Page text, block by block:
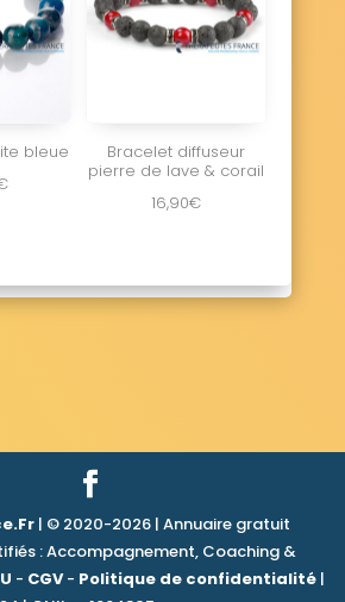
bleue
Bracelet diffuseur
pierre de lave & corail
16,90€
| © 2020-2026 | Annuaire gratuit
: Accompagnement, Coaching &
- CGV- Politique de confidentialité |